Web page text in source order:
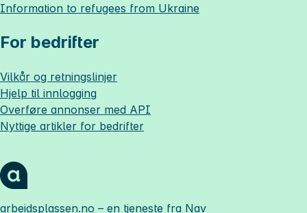
Information to refugees from Ukraine
For bedrifter
Vilkår og retningslinjer
Hjelp til innlogging
Overføre annonser med API
Nyttige artikler for bedrifter
arbeidsplassen.no – en tjeneste fra Nav